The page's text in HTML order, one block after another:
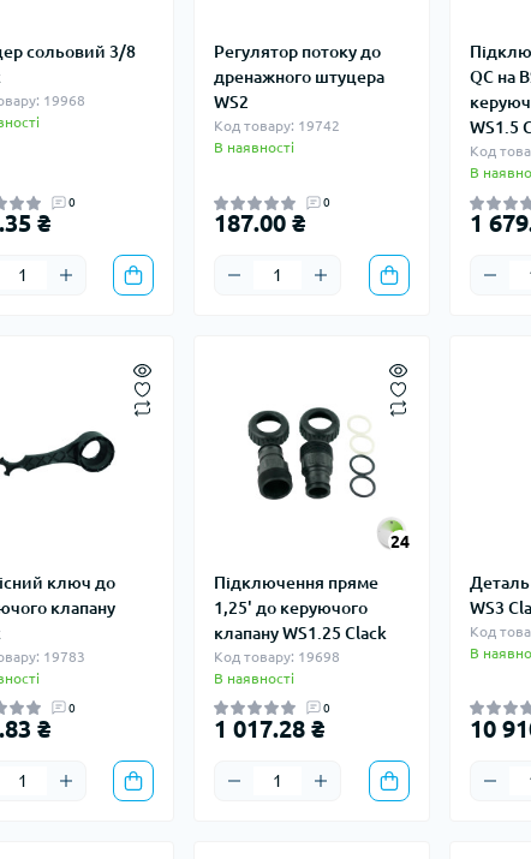
сольовий 3/8
19968
0
₴
Регулятор потоку до
дренажного штуцера
WS2
Код товару: 19742
В наявності
0
187.00 ₴
QC на
WS1.5
Код
В
1
ключ до
клапану
19783
0
₴
24
Підключення пряме
1,25' до керуючого
клапану WS1.25 Clack
Код товару: 19698
В наявності
0
1 017.28 ₴
Деталь
WS3
Код
В
10